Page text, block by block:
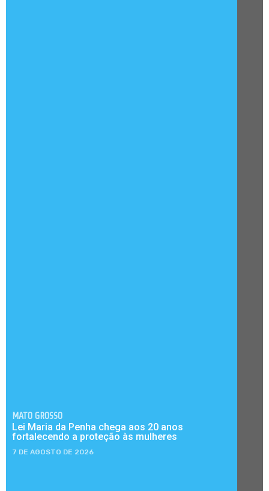
MATO GROSSO
Lei Maria da Penha chega aos 20 anos
fortalecendo a proteção às mulheres
7 DE AGOSTO DE 2026